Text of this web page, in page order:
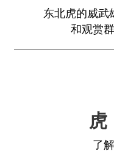
东北虎的威武
和观赏